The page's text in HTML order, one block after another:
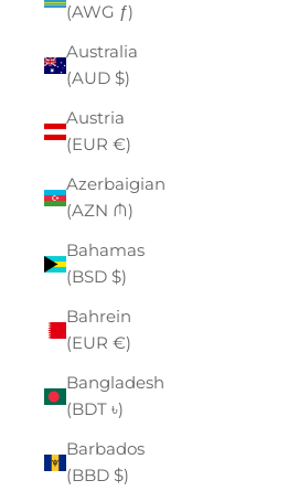
(AWG ƒ)
Australia
(AUD $)
Austria
(EUR €)
Azerbaigian
(AZN ₼)
Bahamas
(BSD $)
Bahrein
(EUR €)
Bangladesh
(BDT ৳)
Barbados
(BBD $)